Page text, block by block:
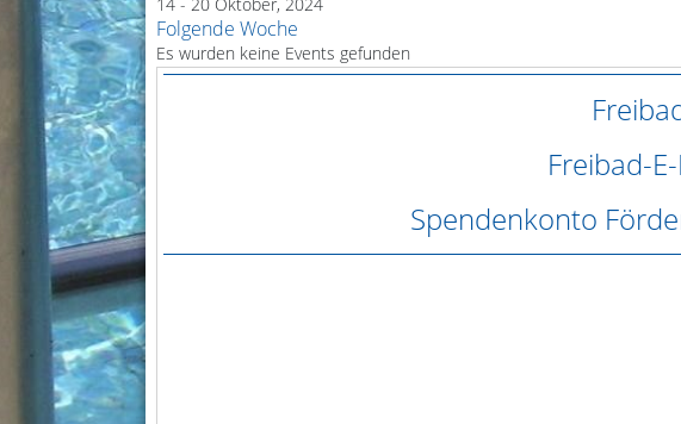
Folgende Woche
Es wurden keine Events gefunden
Freibad-
Spendenkonto